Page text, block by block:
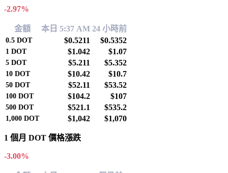
-2.97%
金額 本日 5:37 AM 24 小時前
0.5 DOT $0.5211 $0.5352
1 DOT $1.042 $1.07
5 DOT $5.211 $5.352
10 DOT $10.42 $10.7
50 DOT $52.11 $53.52
100 DOT $104.2 $107
500 DOT $521.1 $535.2
1,000 DOT $1,042 $1,070
1 個月 DOT 價格漲跌
-3.00%